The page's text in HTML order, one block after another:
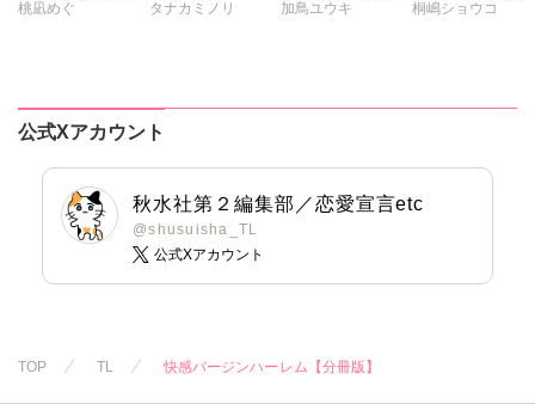
した【合冊版】
桃凪めぐ
タナカミノリ
い 旦那様は夫婦
加鳥ユウキ
めました～【完全
桐嶋ショウコ
公式Xアカウント
秋水社第２編集部／恋愛宣言etc
@shusuisha_TL
公式Xアカウント
TOP TL 快感バージンハーレム【分冊版】